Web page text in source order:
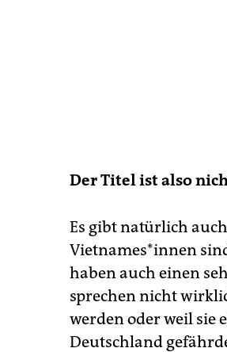
Der Titel ist also
Es gibt natürlich
Vietnames*innen
haben auch einen
sprechen nicht
werden oder weil sie
Deutschland